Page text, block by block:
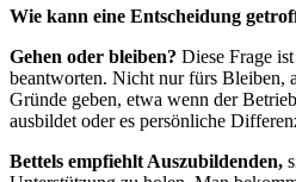
Wie kann eine Entscheidung
Gehen oder bleiben? Diese Frage
beantworten. Nicht nur fürs Bleiben,
Gründe geben, etwa wenn der
ausbildet oder es persönliche
Bettels empfiehlt Auszubildenden,